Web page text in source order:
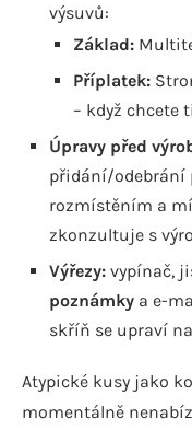
výsuvů:
Základ:
Příplatek:
– když chcete
Úpravy před
přidání/odebrání
rozmístěním a
zkonzultuje s
Výřezy: vypínač,
poznámky a e-
skříň se upraví
Atypické kusy jako
momentálně